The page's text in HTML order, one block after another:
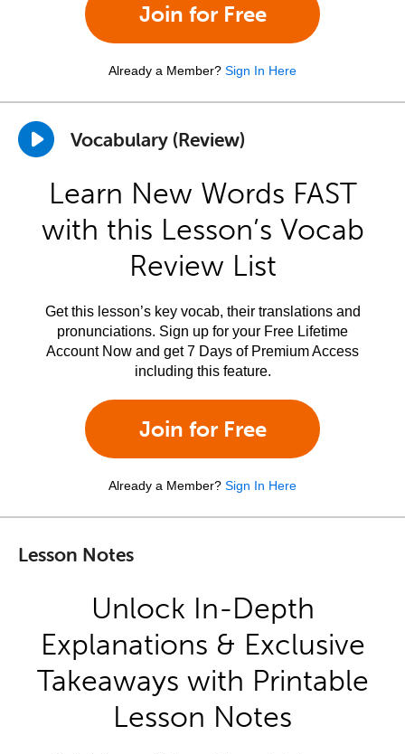
Join for Free
Already a Member? Sign In Here
Vocabulary (Review)
Learn New Words FAST
with this Lesson’s Vocab
Review List
Get this lesson’s key vocab, their translations and
pronunciations. Sign up for your Free Lifetime
Account Now and get 7 Days of Premium Access
including this feature.
Join for Free
Already a Member? Sign In Here
Lesson Notes
Unlock In-Depth
Explanations & Exclusive
Takeaways with Printable
Lesson Notes